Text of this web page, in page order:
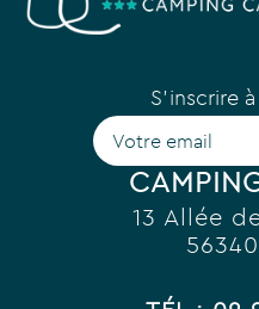
S'inscrire
13 Allée